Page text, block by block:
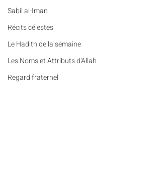
Sabil al-Iman
Récits célestes
Le Hadith de la semaine
Les Noms et Attributs d'Allah
Regard fraternel